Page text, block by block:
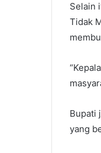
Selain
Tidak
Bupati
yang